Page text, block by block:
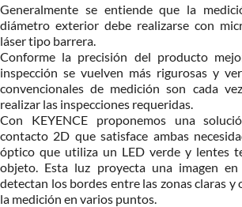
Generalmente se entiende que la
diámetro exterior debe realizarse con
láser tipo barrera.
Conforme la precisión del producto
inspección se vuelven más rigurosas y
convencionales de medición son cada
realizar las inspecciones requeridas.
Con KEYENCE proponemos una
contacto 2D que satisface ambas
óptico que utiliza un LED verde y lentes
objeto. Esta luz proyecta una imagen
detectan los bordes entre las zonas claras
la medición en varios puntos.